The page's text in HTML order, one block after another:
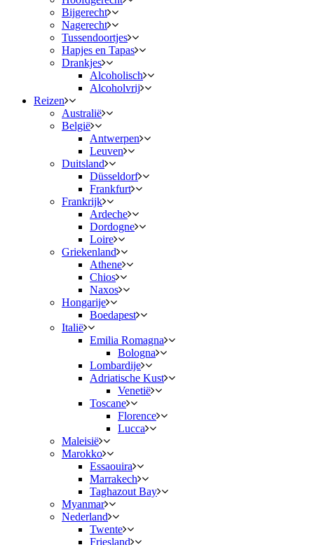
Bijgerecht
Nagerecht
Tussendoortjes
Hapjes en Tapas
Drankjes
Alcoholisch
Alcoholvrij
Reizen
Australië
België
Antwerpen
Leuven
Duitsland
Düsseldorf
Frankfurt
Frankrijk
Ardeche
Dordogne
Loire
Griekenland
Athene
Chios
Naxos
Hongarije
Boedapest
Italië
Emilia Romagna
Bologna
Lombardije
Adriatische Kust
Venetië
Toscane
Florence
Lucca
Maleisië
Marokko
Essaouira
Marrakech
Taghazout Bay
Myanmar
Nederland
Twente
Friesland